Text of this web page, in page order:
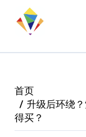
首页
升级后环绕
得买？